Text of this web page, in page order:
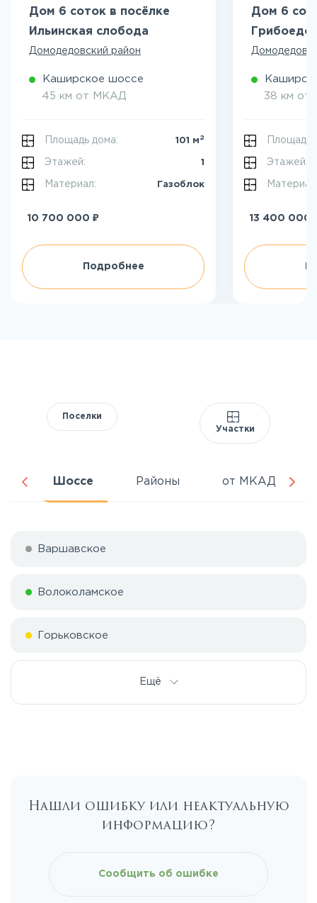
Дом 6 соток в посёлке
Ильинская слобода
Домодедовский район
Каширское шоссе
45 км от МКАД
Площадь дома: 101 м 2
Этажей: 1
Материал: Газоблок
10 700 000 ₽
Подробнее
Дом 6
38 км
Площадь
Этажей:
13 400 000
Поселки
Участки
Шоссе Районы от МКАД
Варшавское
Волоколамское
Горьковское
Каширское
Ещё
Нашли ошибку или неактуальную
информацию?
Сообщить об ошибке